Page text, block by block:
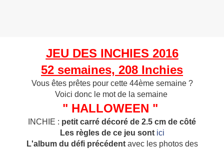
JEU DES INCHIES 2016
52 semaines, 208 Inchies
Vous êtes prêtes pour cette 44ème semaine ?
Voici donc le mot de la semaine
" HALLOWEEN "
INCHIE : petit carré décoré de 2.5 cm de côté
Les règles de ce jeu sontici
L'album du défi précédentavec les photos des